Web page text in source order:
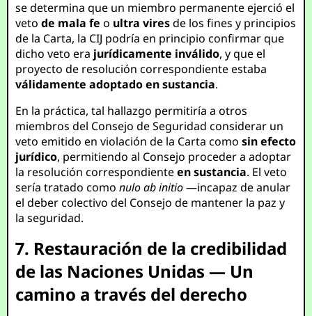
se determina que un miembro permanente ejerció el
vetode mala fe o ultra viresde los fines y principios
de la Carta, la CIJ podría en principio confirmar que
dicho veto era jurídicamente inválido, y que el
proyecto de resolución correspondiente estaba
válidamente adoptado en sustancia.
En la práctica, tal hallazgo permitiría a otros
miembros del Consejo de Seguridad considerar un
veto emitido en violación de la Carta comosin efecto
jurídico, permitiendo al Consejo proceder a adoptar
la resolución correspondienteen sustancia. El veto
sería tratado comonulo ab initio—incapaz de anular
el deber colectivo del Consejo de mantener la paz y
la seguridad.
7. Restauración de la credibilidad
de las Naciones Unidas — Un
camino a través del derecho